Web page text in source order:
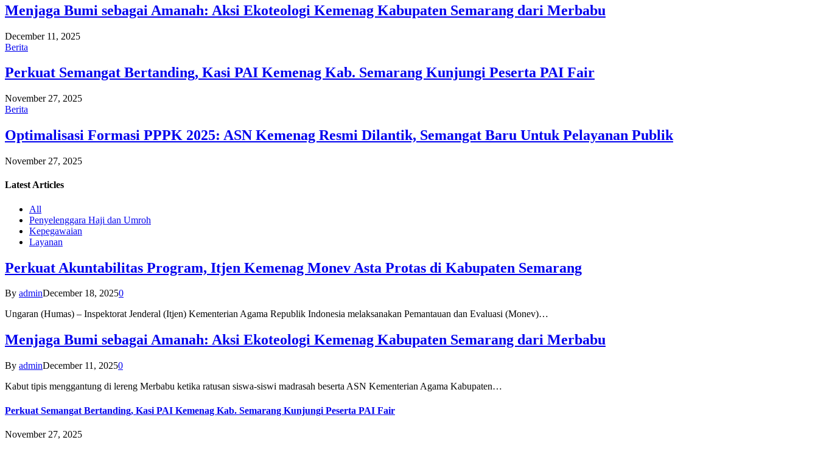
Menjaga Bumi sebagai Amanah: Aksi Ekoteologi Kemenag Kabupaten Semarang dari Merbabu
December 11, 2025
Berita
Perkuat Semangat Bertanding, Kasi PAI Kemenag Kab. Semarang Kunjungi Peserta PAI Fair
November 27, 2025
Berita
Optimalisasi Formasi PPPK 2025: ASN Kemenag Resmi Dilantik, Semangat Baru Untuk Pelayanan Publik
November 27, 2025
Latest Articles
All
Penyelenggara Haji dan Umroh
Kepegawaian
Layanan
Perkuat Akuntabilitas Program, Itjen Kemenag Monev Asta Protas di Kabupaten Semarang
By adminDecember 18, 20250
Ungaran (Humas) – Inspektorat Jenderal (Itjen) Kementerian Agama Republik Indonesia melaksanakan Pemantauan dan Evaluasi (Monev)…
Menjaga Bumi sebagai Amanah: Aksi Ekoteologi Kemenag Kabupaten Semarang dari Merbabu
By adminDecember 11, 20250
Kabut tipis menggantung di lereng Merbabu ketika ratusan siswa-siswi madrasah beserta ASN Kementerian Agama Kabupaten…
Perkuat Semangat Bertanding, Kasi PAI Kemenag Kab. Semarang Kunjungi Peserta PAI Fair
November 27, 2025